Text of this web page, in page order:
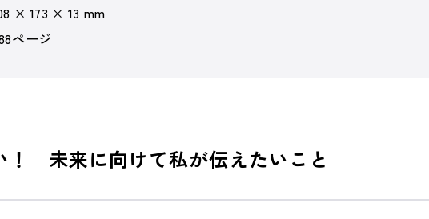
× 173 × 13 mm
ページ
！ 未来に向けて私が伝えたいこと